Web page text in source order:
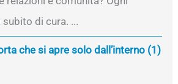
di cura. ...
che si apre solo dall’interno (1)